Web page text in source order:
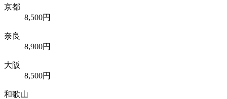
京都
8,500円
奈良
8,900円
大阪
8,500円
和歌山